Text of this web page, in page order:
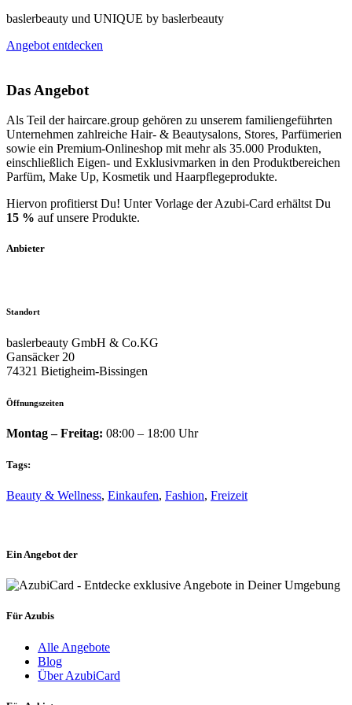
baslerbeauty und UNIQUE by baslerbeauty
Angebot entdecken
Das Angebot
Als Teil der haircare.group gehören zu unserem familiengeführten
Unternehmen zahlreiche Hair- & Beautysalons, Stores, Parfümerien
sowie ein Premium-Onlineshop mit mehr als 35.000 Produkten,
einschließlich Eigen- und Exklusivmarken in den Produktbereichen
Parfüm, Make Up, Kosmetik und Haarpflegeprodukte.
Hiervon profitierst Du! Unter Vorlage der Azubi-Card erhältst Du
15 % auf unsere Produkte.
Anbieter
Standort
baslerbeauty GmbH & Co.KG
Gansäcker 20
74321 Bietigheim-Bissingen
Öffnungszeiten
Montag – Freitag: 08:00 – 18:00 Uhr
Tags:
Beauty & Wellness, Einkaufen, Fashion, Freizeit
Ein Angebot der
Für Azubis
Alle Angebote
Blog
Über AzubiCard